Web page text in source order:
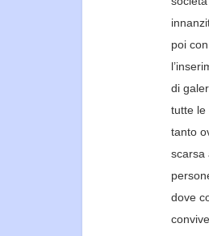
poi
di
tutte le
tanto
scarsa
dove